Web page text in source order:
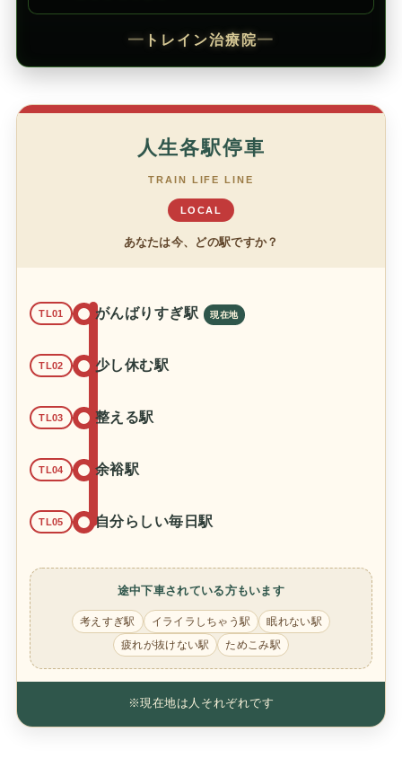
━ トレイン治療院━
人生各駅停車
TRAIN LIFE LINE
LOCAL
あなたは今、どの駅ですか？
TL01 がんばりすぎ駅
TL02 少し休む駅
TL03 整える駅
TL04 余裕駅
TL05 自分らしい毎日駅
途中下車されている方もいます
考えすぎ駅 イライラしちゃう駅
眠れない駅
疲れが抜けない駅
ためこみ駅
※現在地は人それぞれです